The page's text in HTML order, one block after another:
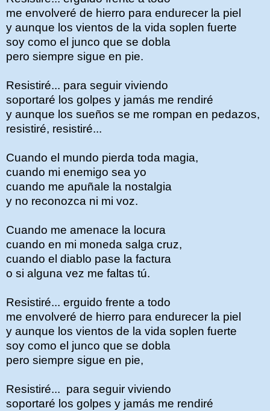
me envolveré de hierro para endurecer la piel
y aunque los vientos de la vida soplen fuerte
soy como el junco que se dobla
pero siempre sigue en pie.
Resistiré... para seguir viviendo
soportaré los golpes y jamás me rendiré
y aunque los sueños se me rompan en pedazos,
resistiré, resistiré...
Cuando el mundo pierda toda magia,
cuando mi enemigo sea yo
cuando me apuñale la nostalgia
y no reconozca ni mi voz.
Cuando me amenace la locura
cuando en mi moneda salga cruz,
cuando el diablo pase la factura
o si alguna vez me faltas tú.
Resistiré... erguido frente a todo
me envolveré de hierro para endurecer la piel
y aunque los vientos de la vida soplen fuerte
soy como el junco que se dobla
pero siempre sigue en pie,
Resistiré... para seguir viviendo
soportaré los golpes y jamás me rendiré